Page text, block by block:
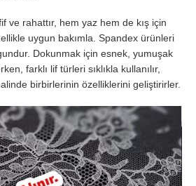
ve rahattır, hem yaz hem de kış için
uygun bakımla. Spandex ürünleri
Dokunmak için esnek, yumuşak
farklı lif türleri sıklıkla kullanılır,
birbirlerinin özelliklerini geliştirirler.